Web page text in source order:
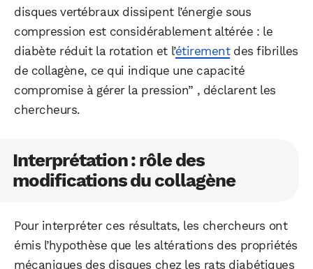
disques vertébraux dissipent l’énergie sous
compression est considérablement altérée : le
diabète réduit la rotation et l’étirementdes fibrilles
de collagène, ce qui indique une capacité
compromise à gérer la pression” , déclarent les
chercheurs.
Interprétation : rôle des
modifications du collagène
Pour interpréter ces résultats, les chercheurs ont
émis l’hypothèse que les altérations des propriétés
mécaniques des disques chez les rats diabétiques
LinkedIn